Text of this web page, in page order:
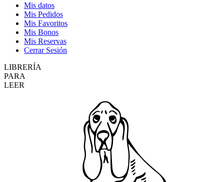
Mis datos
Mis Pedidos
Mis Favoritos
Mis Bonos
Mis Reservas
Cerrar Sesión
LIBRERÍA
PARA
LEER